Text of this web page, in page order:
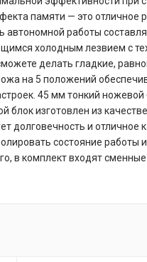
памяти — это отличное
автономной работы
холодным лезвием с
делать гладкие,
на 5 положений
45 мм тонкий ножевой
блок изготовлен из
и отличное
состояние работы
в комплект входят